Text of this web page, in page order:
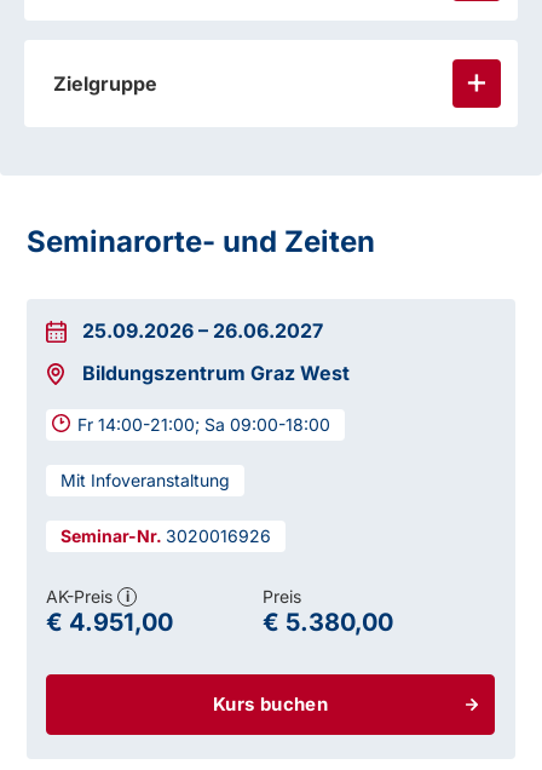
Weitere Ausbildungselemente
Zielgruppe
Seminarorte- und Zeiten
25.09.2026 – 26.06.2027
Bildungszentrum Graz West
Fr 14:00-21:00; Sa 09:00-18:00
Mit Infoveranstaltung
3020016926
Kurs buchen
AK-Preis i
€ 4.951,00
Preis
€ 5.380,00